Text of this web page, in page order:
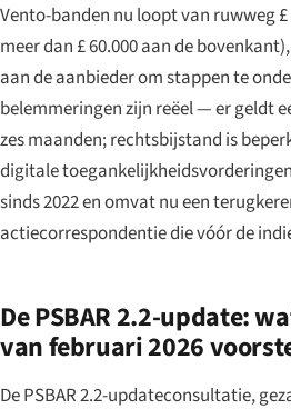
Vento-banden nu loopt van ruwweg
meer dan £ 60.000 aan de
aan de aanbieder om stappen te
belemmeringen zijn reëel — er geldt
zes maanden; rechtsbijstand is
digitale
sinds 2022 en omvat nu een
actiecorrespondentie die vóór de
De PSBAR 2.2-update:
van februari 2026
De PSBAR 2.2-updateconsultatie,